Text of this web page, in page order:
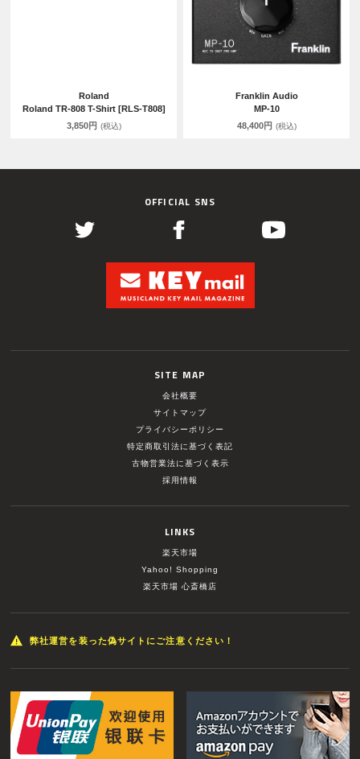
Roland
Roland TR-808 T-Shirt [RLS-T808]
3,850円 (税込)
Franklin Audio
MP-10
48,400円 (税込)
OFFICIAL SNS
SITE MAP
会社概要
サイトマップ
プライバシーポリシー
特定商取引法に基づく表記
古物営業法に基づく表示
採用情報
LINKS
楽天市場
Yahoo! Shopping
楽天市場 心斎橋店
弊社運営を装った偽サイトにご注意ください！